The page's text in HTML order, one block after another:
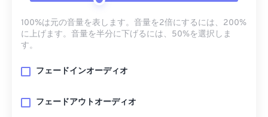
100%は元の音量を表します。音量を2倍にするには、200%
に上げます。音量を半分に下げるには、50%を選択しま
す。
フェードインオーディオ
フェードアウトオーディオ